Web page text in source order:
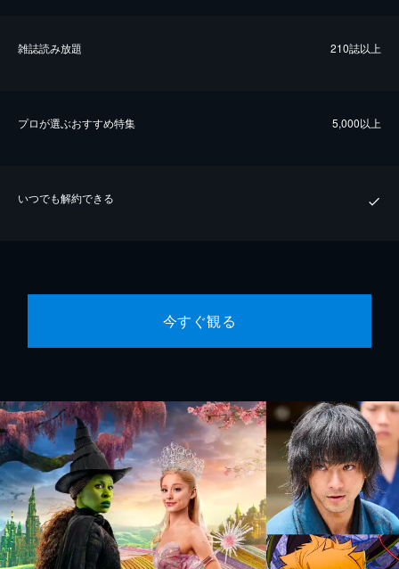
雑誌読み放題 210誌以上
プロが選ぶおすすめ特集 5,000以上
いつでも解約できる
今すぐ観る